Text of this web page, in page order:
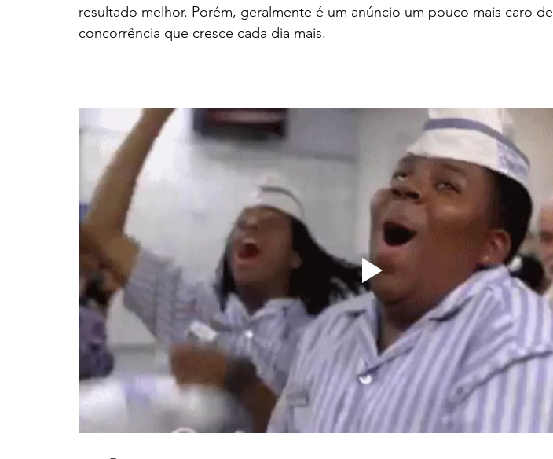
resultado melhor. Porém, geralmente é um anúncio um pouco mais caro
concorrência que cresce cada dia mais.